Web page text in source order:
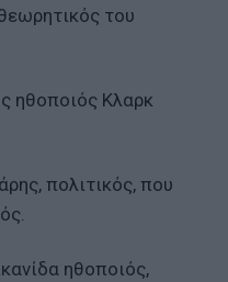
του
ηθοποιός Κλαρκ
πολιτικός, που
ηθοποιός,